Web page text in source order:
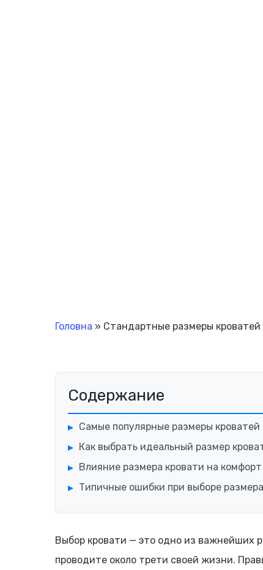
Головна » Стандартные размеры кроватей
Содержание
Самые популярные размеры кроватей
Как выбрать идеальный размер
Влияние размера кровати на
Типичные ошибки при выборе
Выбор кровати — это одно из важнейших
проводите около трети своей жизни.